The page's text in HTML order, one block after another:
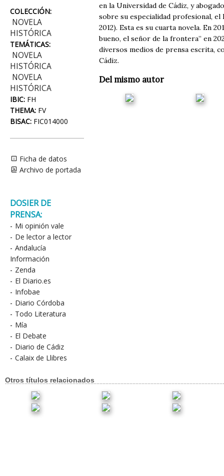
COLECCIÓN:
NOVELA
HISTÓRICA
TEMÁTICAS:
NOVELA
HISTÓRICA
NOVELA
HISTÓRICA
IBIC: FH
THEMA: FV
BISAC: FIC014000
Ficha de datos
Archivo de portada
DOSIER DE
PRENSA:
- Mi opinión vale
- De lector a lector
- Andalucía
Información
- Zenda
- El Diario.es
- Infobae
- Diario Córdoba
- Todo Literatura
- Mía
- El Debate
- Diario de Cádiz
- Calaix de Llibres
en la Universidad de Cádiz, y
sobre su especialidad profesional,
2012). Esta es su cuarta novela. En
bueno, el señor de la frontera” en
diversos medios de prensa escrita,
Cádiz.
Del mismo autor
Otros títulos relacionados